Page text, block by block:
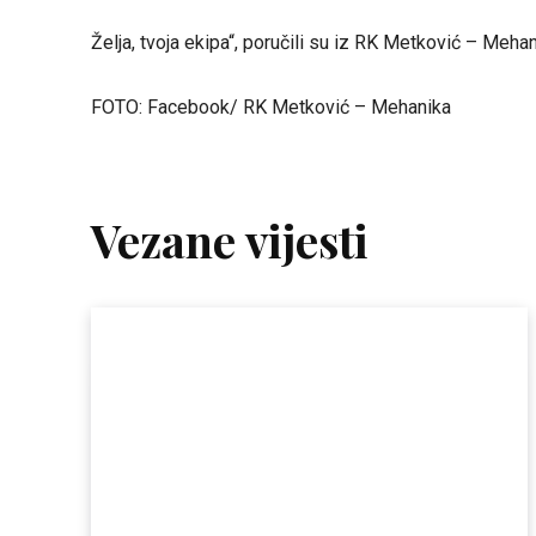
Želja, tvoja ekipa“, poručili su iz RK Metković –
FOTO: Facebook/ RK Metković – Mehanika
Vezane vijesti